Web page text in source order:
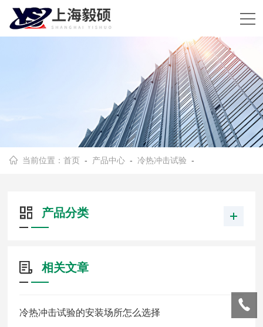
当前位置：首页 - 产品中心 -冷热冲击试验 -
产品分类
相关文章
冷热冲击试验的安装场所怎么选择